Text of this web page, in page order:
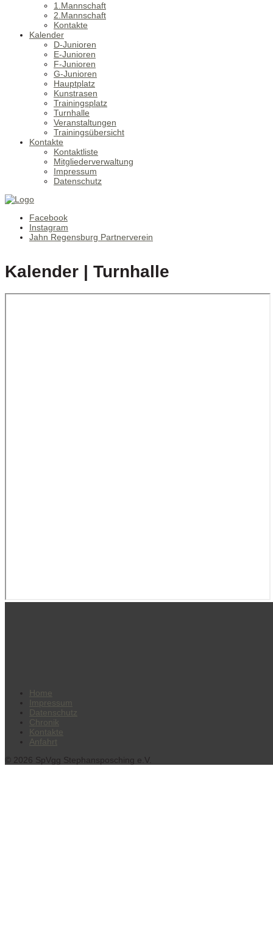
1.Mannschaft
2.Mannschaft
Kontakte
Kalender
D-Junioren
E-Junioren
F-Junioren
G-Junioren
Hauptplatz
Kunstrasen
Trainingsplatz
Turnhalle
Veranstaltungen
Trainingsübersicht
Kontakte
Kontaktliste
Mitgliederverwaltung
Impressum
Datenschutz
Facebook
Instagram
Jahn Regensburg Partnerverein
Kalender | Turnhalle
Home
Impressum
Datenschutz
Chronik
Kontakte
Anfahrt
© 2026 SpVgg Stephansposching e.V.